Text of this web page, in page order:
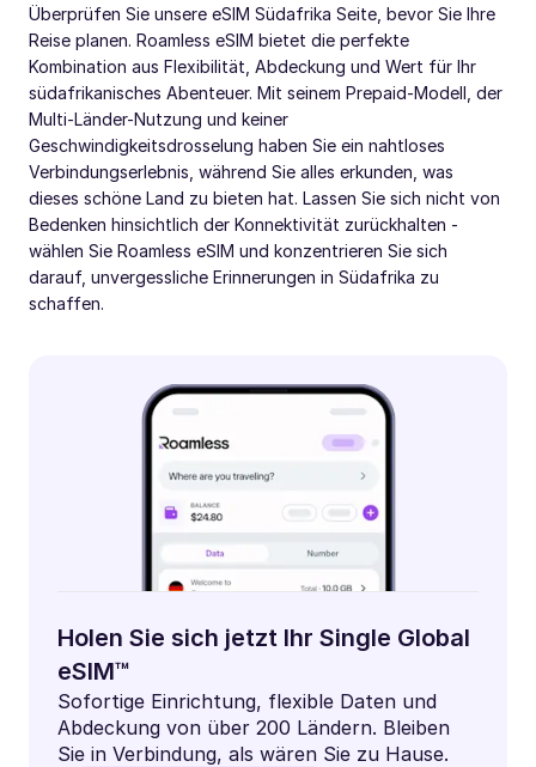
Überprüfen Sie unsere eSIM Südafrika Seite, bevor Sie Ihre
Reise planen. Roamless eSIM bietet die perfekte
Kombination aus Flexibilität, Abdeckung und Wert für Ihr
südafrikanisches Abenteuer. Mit seinem Prepaid-Modell, der
Multi-Länder-Nutzung und keiner
Geschwindigkeitsdrosselung haben Sie ein nahtloses
Verbindungserlebnis, während Sie alles erkunden, was
dieses schöne Land zu bieten hat. Lassen Sie sich nicht von
Bedenken hinsichtlich der Konnektivität zurückhalten -
wählen Sie Roamless eSIM und konzentrieren Sie sich
darauf, unvergessliche Erinnerungen in Südafrika zu
schaffen.
Holen Sie sich jetzt Ihr Single Global
eSIM™
Sofortige Einrichtung, flexible Daten und
Abdeckung von über 200 Ländern. Bleiben
Sie in Verbindung, als wären Sie zu Hause.